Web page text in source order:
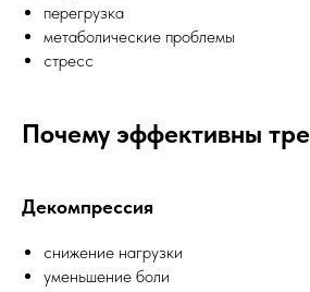
перегрузка
метаболические проблемы
стресс
Почему эффективны
Декомпрессия
снижение нагрузки
уменьшение боли